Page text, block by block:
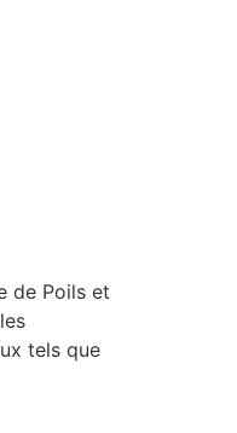
de Poils et
tels que